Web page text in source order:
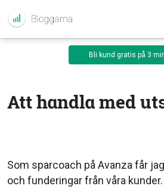
Bli kund gratis på 3
Att handla med
Som sparcoach på Avanza får
och funderingar från våra